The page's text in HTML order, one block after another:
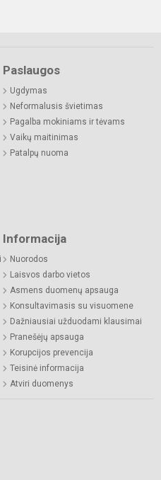
Paslaugos
Ugdymas
Neformalusis švietimas
Pagalba mokiniams ir tėvams
Vaikų maitinimas
Patalpų nuoma
Informacija
Nuorodos
Laisvos darbo vietos
Asmens duomenų apsauga
Konsultavimasis su visuomene
Dažniausiai užduodami klausimai
Pranešėjų apsauga
Korupcijos prevencija
Teisinė informacija
Atviri duomenys